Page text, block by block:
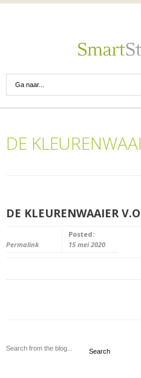
DE
DE KLEURENWAAIER
Permalink
Posted:
15 mei 2020
Search